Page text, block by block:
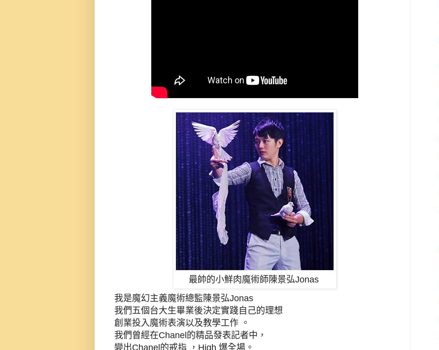
最帥的小鮮肉魔術師陳景弘Jonas
我是魔幻主義魔術總監陳景弘Jonas
我們五個台大生畢業後決定實踐自己的理想
創業投入魔術表演以及教學工作 。
我們曾經在Chanel的精品發表記者中，
變出Chanel的戒指 ，High 爆全場。